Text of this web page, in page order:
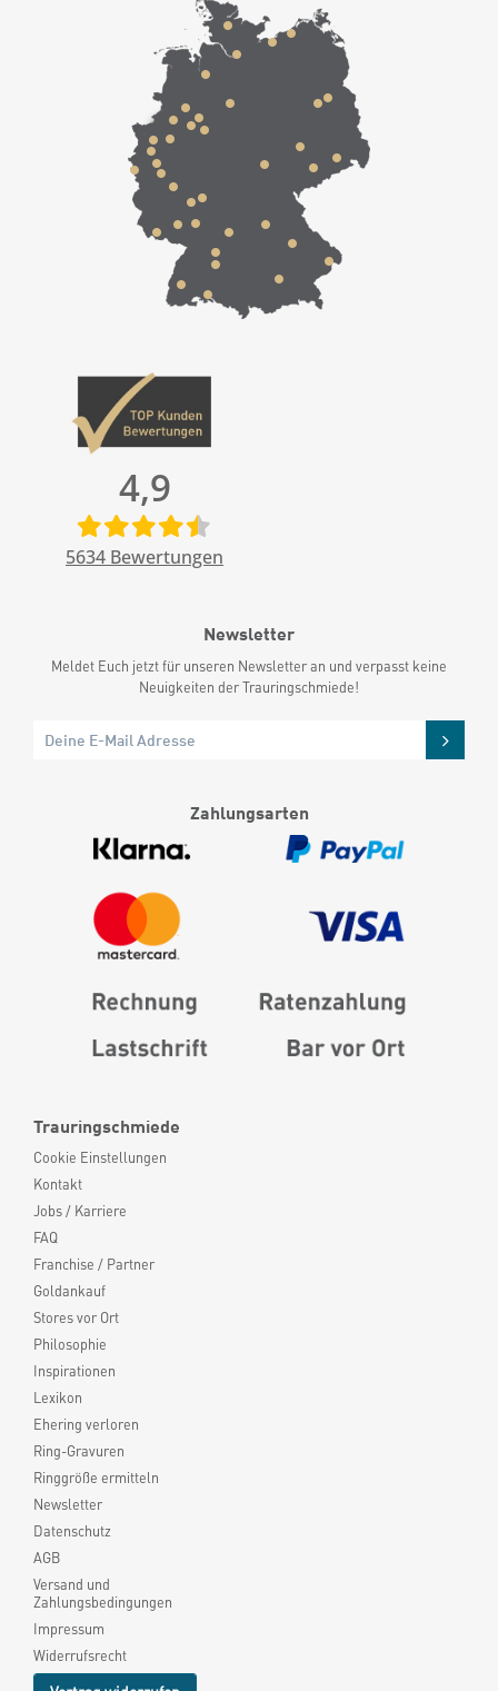
Trauringschmiede
Cookie Einstellungen
Kontakt
Jobs / Karriere
FAQ
Franchise / Partner
Goldankauf
Stores vor Ort
Philosophie
Inspirationen
Lexikon
Ehering verloren
Ring-Gravuren
Ringgröße ermitteln
Newsletter
Datenschutz
AGB
Versand und
Zahlungsbedingungen
Impressum
Widerrufsrecht
4,9
5634 Bewertungen
Newsletter
Meldet Euch jetzt für unseren Newsletter an und verpasst keine
Neuigkeiten der Trauringschmiede!
Zahlungsarten